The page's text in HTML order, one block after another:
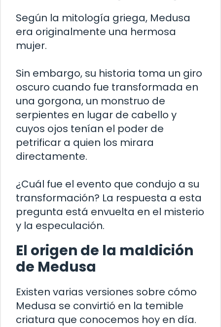
Según la mitología griega, Medusa
era originalmente una hermosa
mujer.
Sin embargo, su historia toma un giro
oscuro cuando fue transformada en
una gorgona, un monstruo de
serpientes en lugar de cabello y
cuyos ojos tenían el poder de
petrificar a quien los mirara
directamente.
¿Cuál fue el evento que condujo a su
transformación? La respuesta a esta
pregunta está envuelta en el misterio
y la especulación.
El origen de la maldición
de Medusa
Existen varias versiones sobre cómo
Medusa se convirtió en la temible
criatura que conocemos hoy en día.